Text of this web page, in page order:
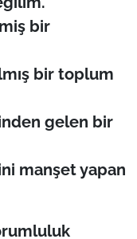
bir
bir toplum
gelen bir
manşet yapan